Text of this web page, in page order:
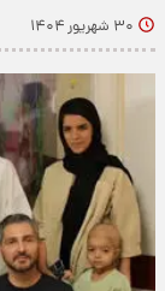
۳۰ شهریور ۱۴۰۴